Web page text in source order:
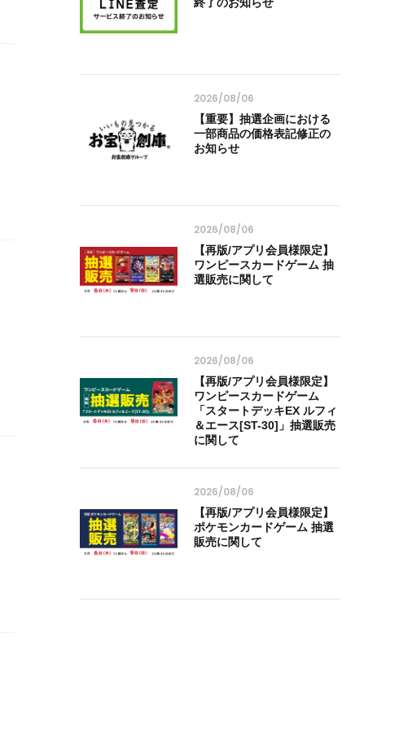
2026/08/06
【重要】抽選企画における
一部商品の価格表記修正の
お知らせ
2026/08/06
【再版/アプリ会員様限定】
ワンピースカードゲーム 抽
選販売に関して
2026/08/06
【再版/アプリ会員様限定】
ワンピースカードゲーム
「スタートデッキEX ルフィ
＆エース[ST-30]」抽選販売
に関して
2026/08/06
【再版/アプリ会員様限定】
ポケモンカードゲーム 抽選
販売に関して